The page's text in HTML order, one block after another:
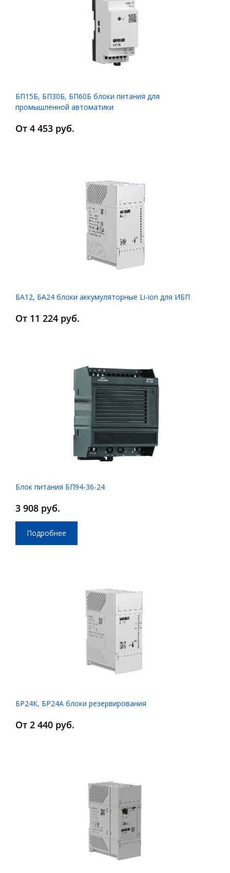
БП15Б, БП30Б, БП60Б блоки питания для
промышленной автоматики
От 4 453 руб.
БА12, БА24 блоки аккумуляторные Li-ion для ИБП
От 11 224 руб.
Блок питания БП94-36-24
3 908 руб.
Подробнее
БР24К, БР24А блоки резервирования
От 2 440 руб.